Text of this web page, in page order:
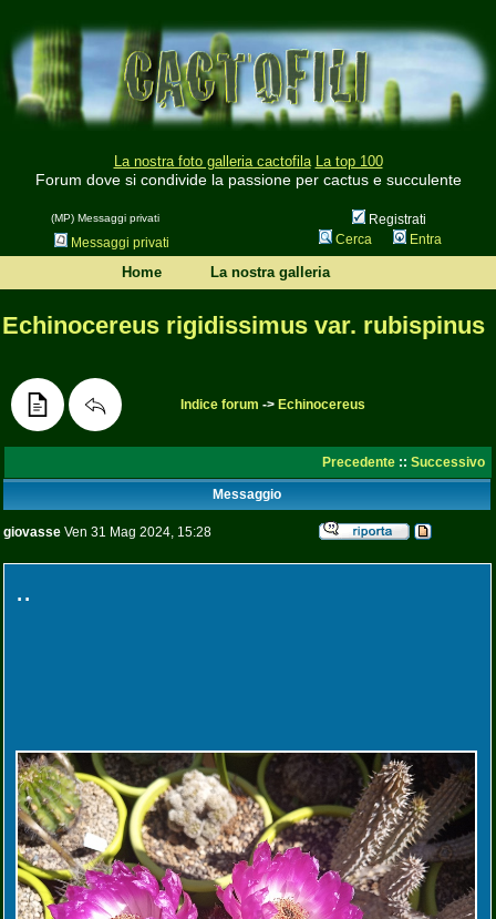
La nostra foto galleria cactofila La top 100
Forum dove si condivide la passione per cactus e succulente
(MP) Messaggi privati
Registrati
Messaggi privati
Cerca Entra
Home La nostra galleria
Echinocereus rigidissimus var. rubispinus
Indice forum -> Echinocereus
Precedente :: Successivo
Messaggio
giovasse Ven 31 Mag 2024, 15:28
..